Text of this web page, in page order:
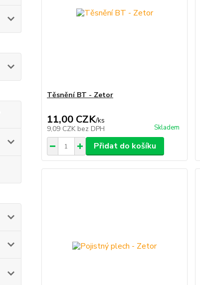
Těsnění BT - Zetor
11,00 CZK/ks
9,09 CZK bez DPH Skladem
Přidat do košíku